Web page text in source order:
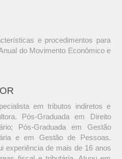
e procedimentos para
do Movimento Econômico e
em tributos indiretos e
Pós-Graduada em Direito
Pós-Graduada em Gestão
e em Gestão de Pessoas.
experiência de mais de 16 anos